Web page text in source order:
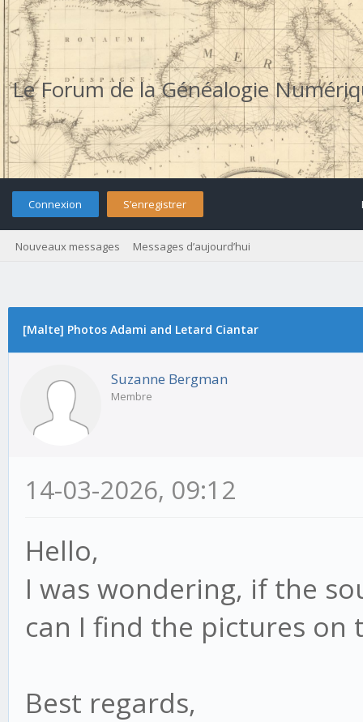
Le Forum de la Généalogie
Connexion S’enregistrer
Nouveaux messages Messages d’aujourd’hui
[Malte] Photos Adami and Letard Ciantar
Suzanne Bergman
Membre
14-03-2026, 09:12
Hello,
I was wondering, if the
can I find the pictures on
Best regards,